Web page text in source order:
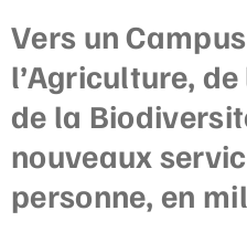
Vers un
l’Agriculture,
de la
nouveaux
personne, en